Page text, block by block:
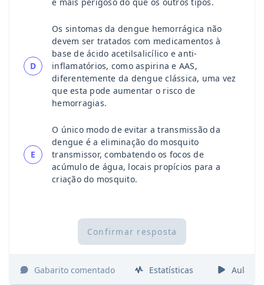
D
Os sintomas da dengue hemorrágica não
devem ser tratados com medicamentos à
base de ácido acetilsalicílico e anti-
inflamatórios, como aspirina e AAS,
diferentemente da dengue clássica, uma vez
que esta pode aumentar o risco de
hemorragias.
E
O único modo de evitar a transmissão da
dengue é a eliminação do mosquito
transmissor, combatendo os focos de
acúmulo de água, locais propícios para a
criação do mosquito.
Confirmar resposta
Gabarito comentado Estatísticas Aulas